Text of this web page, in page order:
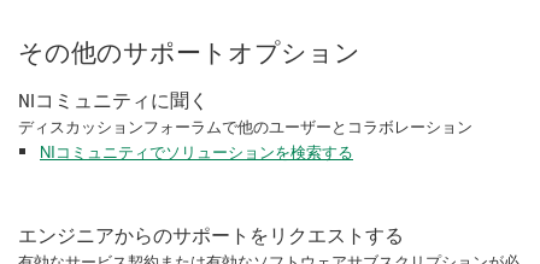
その他のサポートオプション
NIコミュニティに聞く
ディスカッションフォーラムで他のユーザーとコラボレーション
NIコミュニティでソリューションを検索する
エンジニアからのサポートをリクエストする